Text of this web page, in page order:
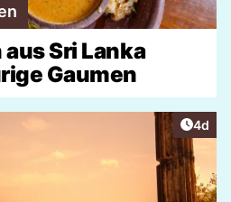
Sri Lanka
Gaumen
4d